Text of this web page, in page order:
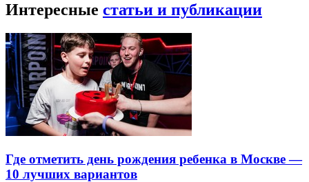
Интересные статьи и публикации
Где отметить день рождения ребенка в Москве —
10 лучших вариантов